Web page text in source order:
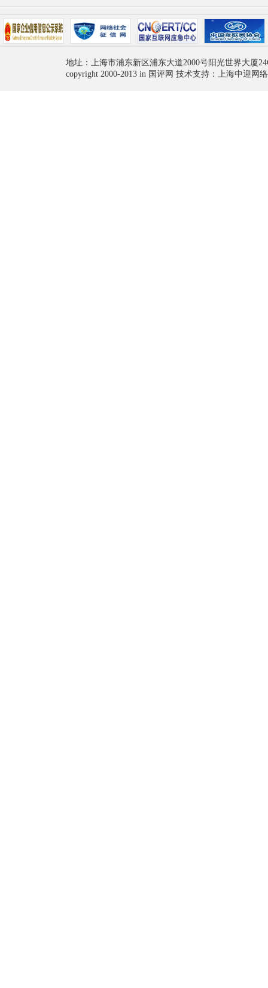
地址：上海市浦东新区浦东大道2000号阳光世界大厦
copyright 2000-2013 in 国评网 技术支持：上海中迎